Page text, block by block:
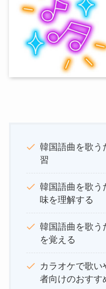
韓国語曲を歌う
習
韓国語曲を歌う
味を理解する
韓国語曲を歌う
を覚える
カラオケで歌
者向けのおすす